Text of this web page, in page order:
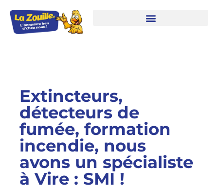
Extincteurs,
détecteurs de
fumée, formation
incendie, nous
avons un spécialiste
à Vire : SMI !